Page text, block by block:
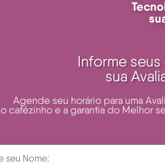
Informe
sua
Agende seu horário para uma
o cafézinho e a garantia do Melhor